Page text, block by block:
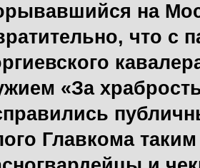
на
что с
«За
Главкома